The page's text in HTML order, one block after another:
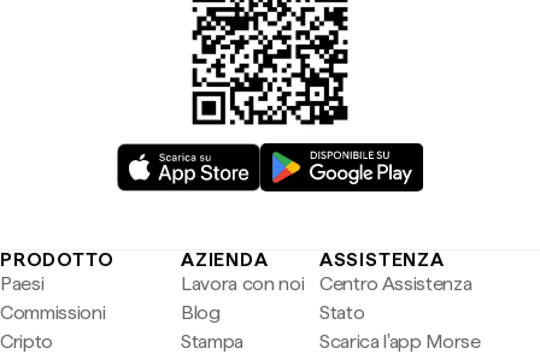
PRODOTTO
Paesi
Commissioni
Cripto
AZIENDA
Lavora con noi
Blog
Stampa
ASSISTENZA
Centro Assistenza
Stato
Scarica l'app Morse